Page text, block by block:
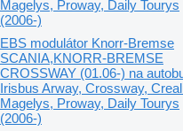
Magelys, Proway, Daily Tourys
(2006-)
EBS modulátor Knorr-Bremse
SCANIA,KNORR-BREMSE
CROSSWAY (01.06-) na
Irisbus Arway, Crossway,
Magelys, Proway, Daily Tourys
(2006-)